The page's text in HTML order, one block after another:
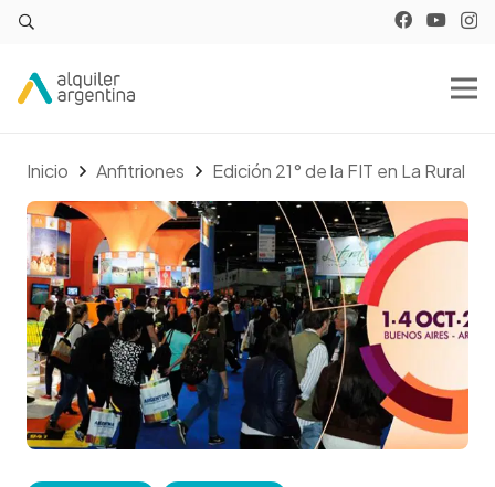
Inicio Anfitriones Edición 21° de la FIT en La Rural